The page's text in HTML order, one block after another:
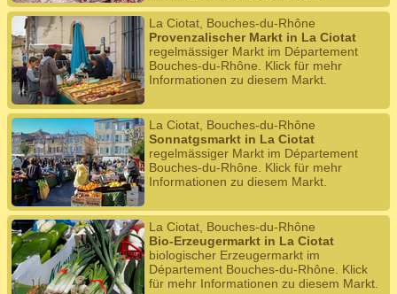
La Ciotat, Bouches-du-Rhône
Provenzalischer Markt in La Ciotat
regelmässiger Markt im Département
Bouches-du-Rhône. Klick für mehr
Informationen zu diesem Markt.
La Ciotat, Bouches-du-Rhône
Sonnatgsmarkt in La Ciotat
regelmässiger Markt im Département
Bouches-du-Rhône. Klick für mehr
Informationen zu diesem Markt.
La Ciotat, Bouches-du-Rhône
Bio-Erzeugermarkt in La Ciotat
biologischer Erzeugermarkt im
Département Bouches-du-Rhône. Klick
für mehr Informationen zu diesem Markt.